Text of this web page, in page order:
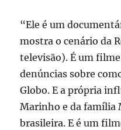
“Ele é um
mostra o cenário da
televisão). É um
denúncias sobre
Globo. E a própria
Marinho e da família
brasileira. E é um